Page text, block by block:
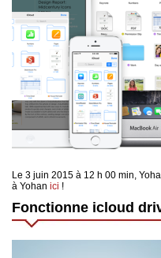
Le 3 juin 2015 à 12 h 00 min,
à Yohan ici !
Fonctionne icloud